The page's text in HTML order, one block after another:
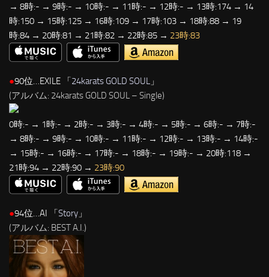
→ 8時:- → 9時:- → 10時:- → 11時:- → 12時:- → 13時:174 → 14
時:150 → 15時:125 → 16時:109 → 17時:103 → 18時:88 → 19
時:84 → 20時:81 → 21時:82 → 22時:85 → 23時:83
●90位…EXILE 「24karats GOLD SOUL 」
(アルバム: 24karats GOLD SOUL – Single)
0時:- → 1時:- → 2時:- → 3時:- → 4時:- → 5時:- → 6時:- → 7時:-
→ 8時:- → 9時:- → 10時:- → 11時:- → 12時:- → 13時:- → 14時:-
→ 15時:- → 16時:- → 17時:- → 18時:- → 19時:- → 20時:118 →
21時:94 → 22時:90 → 23時:90
●94位…AI 「 Story 」
(アルバム: BEST A.I.)